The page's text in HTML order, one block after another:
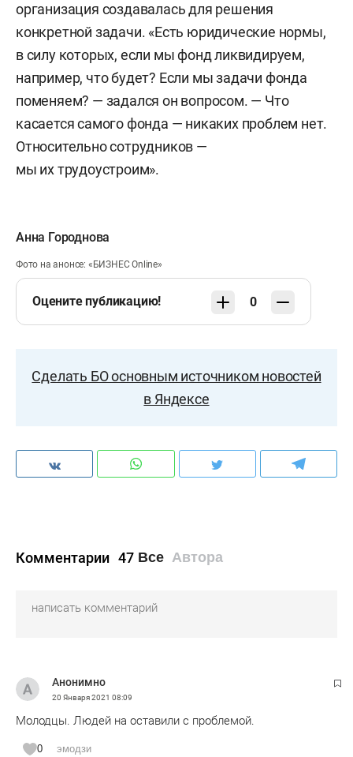
организация создавалась для решения
конкретной задачи. «Есть юридические нормы,
в силу которых, если мы фонд ликвидируем,
например, что будет? Если мы задачи фонда
поменяем? — задался он вопросом. — Что
касается самого фонда — никаких проблем нет.
Относительно сотрудников —
мы их трудоустроим».
Анна Городнова
Фото на анонсе: «БИЗНЕС Online»
Оцените публикацию! 0
Сделать БО основным источником новостей
в Яндексе
Комментарии 47 Все Автора
Анонимно
20 Января 2021 08:09
Молодцы. Людей на оставили с проблемой.
0 эмодзи